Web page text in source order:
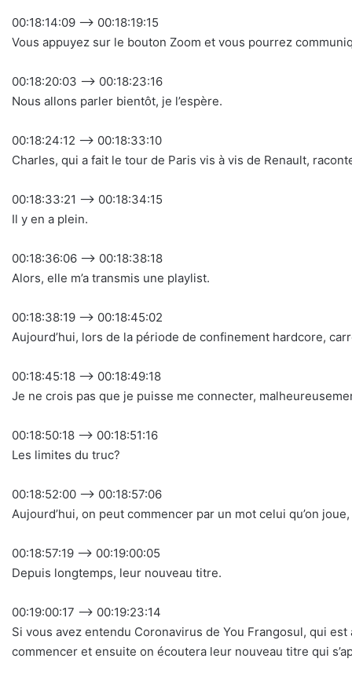
00:18:14:09 –> 00:18:19:15
Vous appuyez sur le bouton Zoom et vous pourrez
00:18:20:03 –> 00:18:23:16
Nous allons parler bientôt, je l’espère.
00:18:24:12 –> 00:18:33:10
Charles, qui a fait le tour de Paris vis à vis de Renault,
00:18:33:21 –> 00:18:34:15
Il y en a plein.
00:18:36:06 –> 00:18:38:18
Alors, elle m’a transmis une playlist.
00:18:38:19 –> 00:18:45:02
Aujourd’hui, lors de la période de confinement hardcore,
00:18:45:18 –> 00:18:49:18
Je ne crois pas que je puisse me connecter,
00:18:50:18 –> 00:18:51:16
Les limites du truc?
00:18:52:00 –> 00:18:57:06
Aujourd’hui, on peut commencer par un mot celui qu’on
00:18:57:19 –> 00:19:00:05
Depuis longtemps, leur nouveau titre.
00:19:00:17 –> 00:19:23:14
Si vous avez entendu Coronavirus de You Frangosul, qui
commencer et ensuite on écoutera leur nouveau titre qui